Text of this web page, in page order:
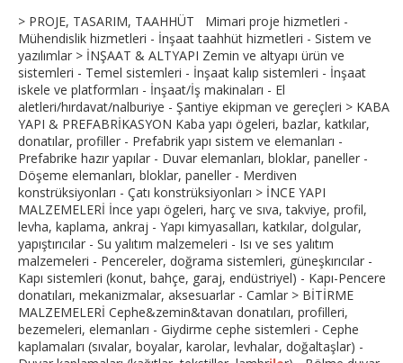
> PROJE, TASARIM, TAAHHÜT Mimari proje hizmetleri -
Mühendislik hizmetleri - İnşaat taahhüt hizmetleri - Sistem ve
yazılımlar > İNŞAAT & ALTYAPI Zemin ve altyapı ürün ve
sistemleri - Temel sistemleri - İnşaat kalıp sistemleri - İnşaat
iskele ve platformları - İnşaat/İş makinaları - El
aletleri/hırdavat/nalburiye - Şantiye ekipman ve gereçleri > KABA
YAPI & PREFABRİKASYON Kaba yapı ögeleri, bazlar, katkılar,
donatılar, profiller - Prefabrik yapı sistem ve elemanları -
Prefabrike hazır yapılar - Duvar elemanları, bloklar, paneller -
Döşeme elemanları, bloklar, paneller - Merdiven
konstrüksiyonları - Çatı konstrüksiyonları > İNCE YAPI
MALZEMELERİ İnce yapı ögeleri, harç ve sıva, takviye, profil,
levha, kaplama, ankraj - Yapı kimyasalları, katkılar, dolgular,
yapıştırıcılar - Su yalıtım malzemeleri - Isı ve ses yalıtım
malzemeleri - Pencereler, doğrama sistemleri, güneşkırıcılar -
Kapı sistemleri (konut, bahçe, garaj, endüstriyel) - Kapı-Pencere
donatıları, mekanizmalar, aksesuarlar - Camlar > BİTİRME
MALZEMELERİ Cephe&zemin&tavan donatıları, profilleri,
bezemeleri, elemanları - Giydirme cephe sistemleri - Cephe
kaplamaları (sıvalar, boyalar, karolar, levhalar, doğaltaşlar) -